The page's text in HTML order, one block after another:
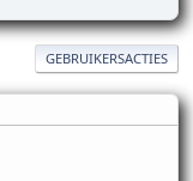
GEBRUIKERSACTIES